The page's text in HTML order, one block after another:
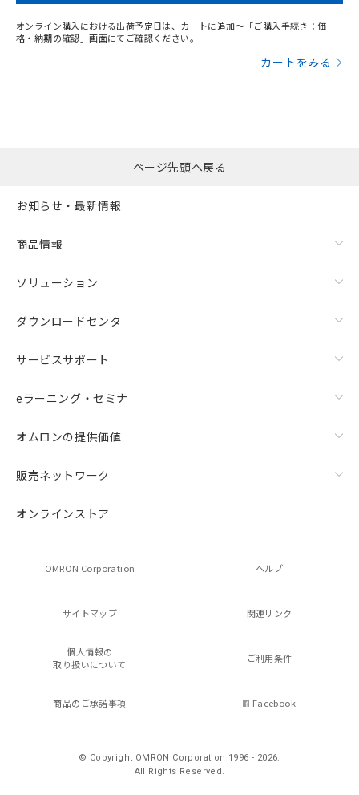
オンライン購入における出荷予定日は、カートに追加～「ご購入手続き：価
格・納期の確認」画面にてご確認ください。
カートをみる
ページ先頭へ戻る
お知らせ・最新情報
商品情報
ソリューション
ダウンロードセンタ
サービスサポート
eラーニング・セミナ
オムロンの提供価値
販売ネットワーク
オンラインストア
OMRON Corporation ヘルプ
サイトマップ 関連リンク
個人情報の
取り扱いについて
ご利用条件
商品のご承諾事項 Facebook
© Copyright OMRON Corporation 1996 - 2026.
All Rights Reserved.